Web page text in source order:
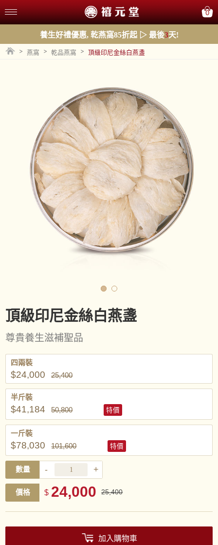
0
養生好禮優惠, 乾燕窩85折起 ▷ 最後3天!
> 燕窩 > 乾品燕窩 > 頂級印尼金絲白燕盞
頂級印尼金絲白燕盞
尊貴養生滋補聖品
四兩裝
$24,000 25,400
半斤裝
$41,184 50,800 特價
一斤裝
$78,030 101,600 特價
數量 - +
價格 $ 24,000 25,400
加入購物車